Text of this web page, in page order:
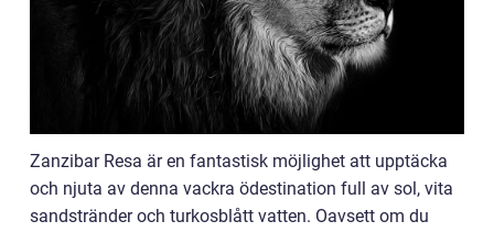
Zanzibar Resa är en fantastisk möjlighet att upptäcka
och njuta av denna vackra ödestination full av sol, vita
sandstränder och turkosblått vatten. Oavsett om du